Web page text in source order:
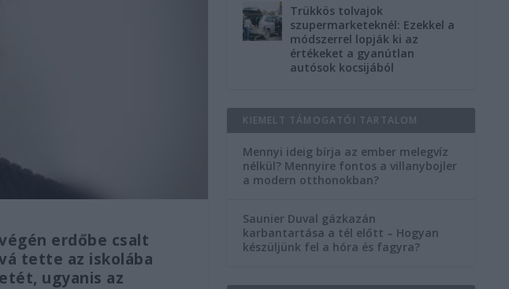
erdőbe csalt
tette az iskolába
ugyanis az
Trükkös tolvajok
szupermarketeknél: Ezekkel a
módszerrel lopják ki az
értékeket a gyanútlan
autósok kocsijából
KIEMELT TÁMOGATÓI TARTALOM
Mennyi ideig bírja az ember melegvíz
nélkül? Mennyire fontos a villanybojler
a modern otthonokban?
Saunier Duval gázkazán
karbantartása a tél előtt – Hogyan
készüljünk fel a hóra és fagyra?